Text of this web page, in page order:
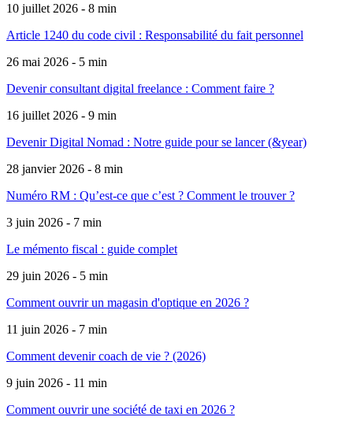
10 juillet 2026 - 8 min
Article 1240 du code civil : Responsabilité du fait personnel
26 mai 2026 - 5 min
Devenir consultant digital freelance : Comment faire ?
16 juillet 2026 - 9 min
Devenir Digital Nomad : Notre guide pour se lancer (&year)
28 janvier 2026 - 8 min
Numéro RM : Qu’est-ce que c’est ? Comment le trouver ?
3 juin 2026 - 7 min
Le mémento fiscal : guide complet
29 juin 2026 - 5 min
Comment ouvrir un magasin d'optique en 2026 ?
11 juin 2026 - 7 min
Comment devenir coach de vie ? (2026)
9 juin 2026 - 11 min
Comment ouvrir une société de taxi en 2026 ?